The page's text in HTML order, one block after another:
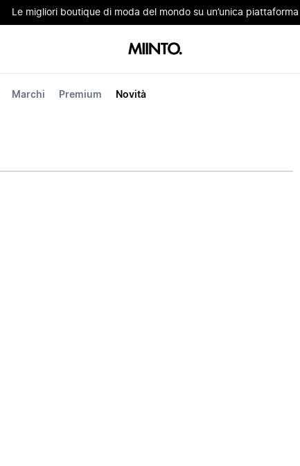
Le migliori boutique di moda del mondo su un’unica piattaforma
Marchi Premium Novità